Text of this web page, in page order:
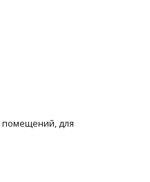
помещений, для